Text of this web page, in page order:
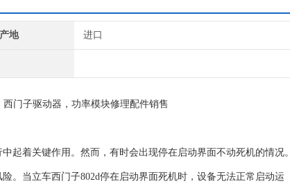
产地 进口
门子驱动器，功率模块修理配件销售
起着关键作用。然而，有时会出现停在启动界面不动死机的情况。
。当立车西门子802d停在启动界面死机时，设备无法正常启动运